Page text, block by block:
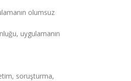
olumsuz
uygulamanın
soruşturma,